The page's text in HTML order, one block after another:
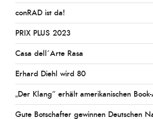
conRAD ist da!
PRIX PLUS 2023
Casa dell´Arte Rasa
Erhard Diehl wird 80
„Der Klang“ erhält amerikanischen
Gute Botschafter gewinnen Deutschen